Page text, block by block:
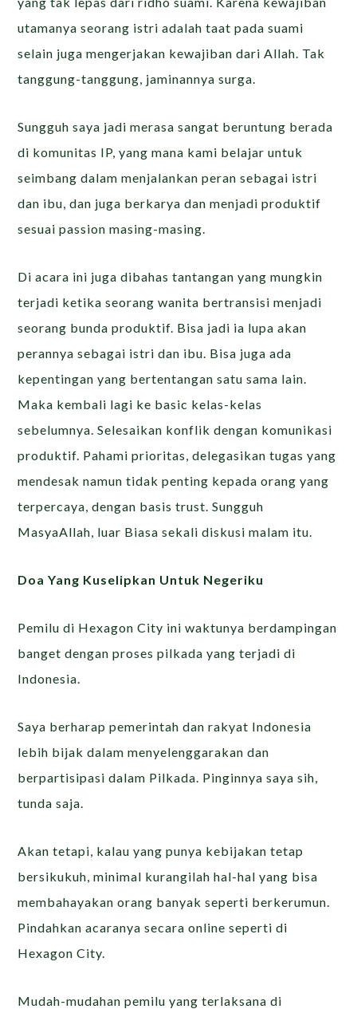
utamanya seorang istri adalah taat pada suami
selain juga mengerjakan kewajiban dari Allah. Tak
tanggung-tanggung, jaminannya surga.
Sungguh saya jadi merasa sangat beruntung berada
di komunitas IP, yang mana kami belajar untuk
seimbang dalam menjalankan peran sebagai istri
dan ibu, dan juga berkarya dan menjadi produktif
sesuai passion masing-masing.
Di acara ini juga dibahas tantangan yang mungkin
terjadi ketika seorang wanita bertransisi menjadi
seorang bunda produktif. Bisa jadi ia lupa akan
perannya sebagai istri dan ibu. Bisa juga ada
kepentingan yang bertentangan satu sama lain.
Maka kembali lagi ke basic kelas-kelas
sebelumnya. Selesaikan konflik dengan komunikasi
produktif. Pahami prioritas, delegasikan tugas yang
mendesak namun tidak penting kepada orang yang
terpercaya, dengan basis trust. Sungguh
MasyaAllah, luar Biasa sekali diskusi malam itu.
Doa Yang Kuselipkan Untuk Negeriku
Pemilu di Hexagon City ini waktunya berdampingan
banget dengan proses pilkada yang terjadi di
Indonesia.
Saya berharap pemerintah dan rakyat Indonesia
lebih bijak dalam menyelenggarakan dan
berpartisipasi dalam Pilkada. Pinginnya saya sih,
tunda saja.
Akan tetapi, kalau yang punya kebijakan tetap
bersikukuh, minimal kurangilah hal-hal yang bisa
membahayakan orang banyak seperti berkerumun.
Pindahkan acaranya secara online seperti di
Hexagon City.
Mudah-mudahan pemilu yang terlaksana di